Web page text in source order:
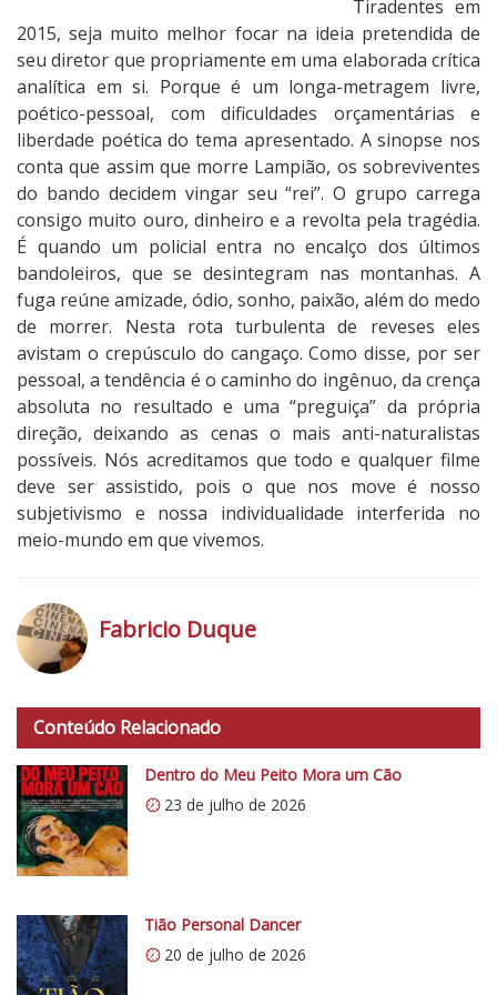
0
1
5
:
R
e
v
o
a
d
a
,
d
e
J
o
s
é
U
m
b
t
o
Tiradentes em
2015, seja muito melhor focar na ideia pretendida de
seu diretor que propriamente em uma elaborada crítica
analítica em si. Porque é um longa-metragem livre,
poético-pessoal, com dificuldades orçamentárias e
liberdade poética do tema apresentado. A sinopse nos
conta que assim que morre Lampião, os sobreviventes
do bando decidem vingar seu “rei”. O grupo carrega
consigo muito ouro, dinheiro e a revolta pela tragédia.
É quando um policial entra no encalço dos últimos
bandoleiros, que se desintegram nas montanhas. A
fuga reúne amizade, ódio, sonho, paixão, além do medo
de morrer. Nesta rota turbulenta de reveses eles
avistam o crepúsculo do cangaço. Como disse, por ser
pessoal, a tendência é o caminho do ingênuo, da crença
absoluta no resultado e uma “preguiça” da própria
direção, deixando as cenas o mais anti-naturalistas
possíveis. Nós acreditamos que todo e qualquer filme
deve ser assistido, pois o que nos move é nosso
subjetivismo e nossa individualidade interferida no
meio-mundo em que vivemos.
t
p
s
:
/
/
0
.
w
Fabricio Duque
Conteúdo Relacionado
Dentro do Meu Peito Mora um Cão
23 de julho de 2026
Tião Personal Dancer
20 de julho de 2026